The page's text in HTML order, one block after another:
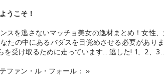
うこそ！
スを逃さないマッチョ美女の逸材まとめ！女性
たの中にあるバダスを目覚めさせる必要があ
を受け取るために走っています... 逃した! 1、2、
ファン・ル・フォール： »